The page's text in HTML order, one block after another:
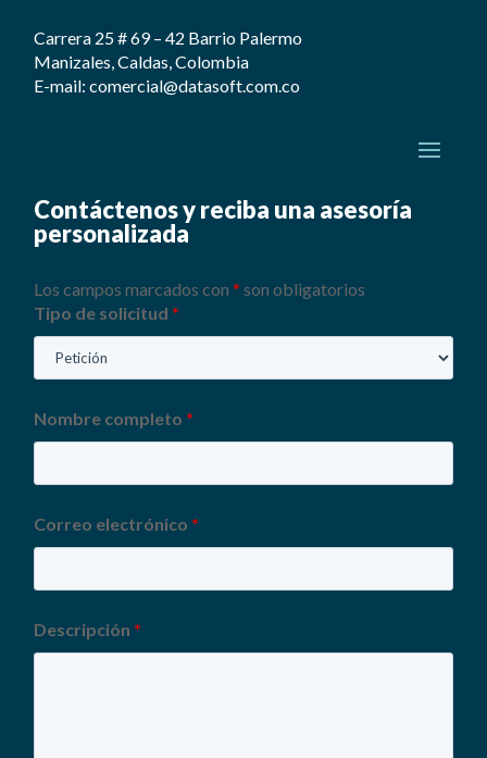
Carrera 25 # 69 – 42 Barrio Palermo
Manizales, Caldas, Colombia
E-mail: comercial@datasoft.com.co
Contáctenos y reciba una asesoría
personalizada
Los campos marcados con* son obligatorios
Tipo de solicitud *
Nombre completo *
Correo electrónico *
Descripción *